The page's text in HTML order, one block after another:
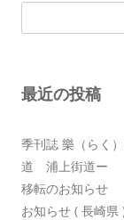
ョ
索:
最近の投稿
季刊誌 樂（らく
道 浦上街道ー
移転のお知らせ
お知らせ ( 長崎県